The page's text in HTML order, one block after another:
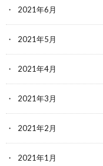
2021年6月
2021年5月
2021年4月
2021年3月
2021年2月
2021年1月